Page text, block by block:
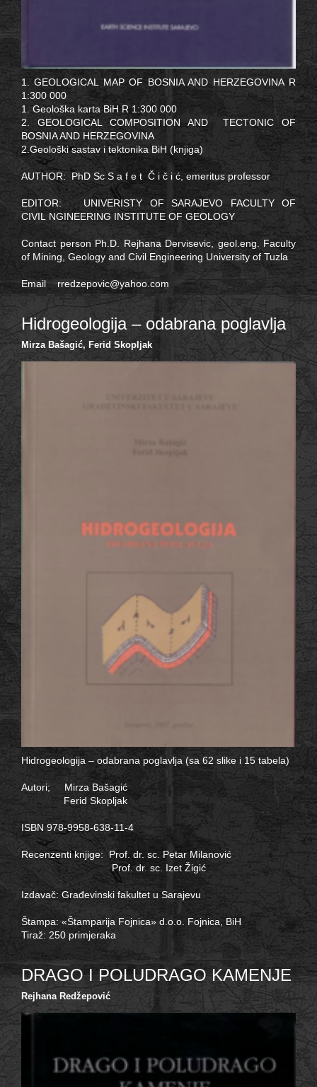
1. GEOLOGICAL MAP OF BOSNIA AND HERZEGOVINA R
1:300 000
1. Geološka karta BiH R 1:300 000
2. GEOLOGICAL COMPOSITION AND TECTONIC OF
BOSNIA AND HERZEGOVINA
2.Geološki sastav i tektonika BiH (knjiga)
AUTHOR: PhD Sc S a f e t Č i č i ć, emeritus professor
EDITOR: UNIVERISTY OF SARAJEVO FACULTY OF
CIVIL NGINEERING INSTITUTE OF GEOLOGY
Contact person Ph.D. Rejhana Dervisevic, geol.eng. Faculty
of Mining, Geology and Civil Engineering University of Tuzla
Emailrredzepovic@yahoo.com
Hidrogeologija – odabrana poglavlja
Mirza Bašagić, Ferid Skopljak
Hidrogeologija – odabrana poglavlja (sa 62 slike i 15 tabela)
Autori; Mirza Bašagić
Ferid Skopljak
ISBN 978-9958-638-11-4
Recenzenti knjige: Prof. dr. sc. Petar Milanović
Prof. dr. sc. Izet Žigić
Izdavač: Građevinski fakultet u Sarajevu
Štampa: «Štamparija Fojnica» d.o.o. Fojnica, BiH
Tiraž: 250 primjeraka
DRAGO I POLUDRAGO KAMENJE
Rejhana Redžepović